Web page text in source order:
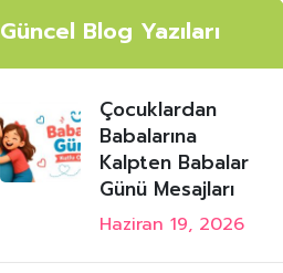
Güncel Blog Yazıları
Çocuklardan
Babalarına
Kalpten Babalar
Günü Mesajları
Haziran 19, 2026